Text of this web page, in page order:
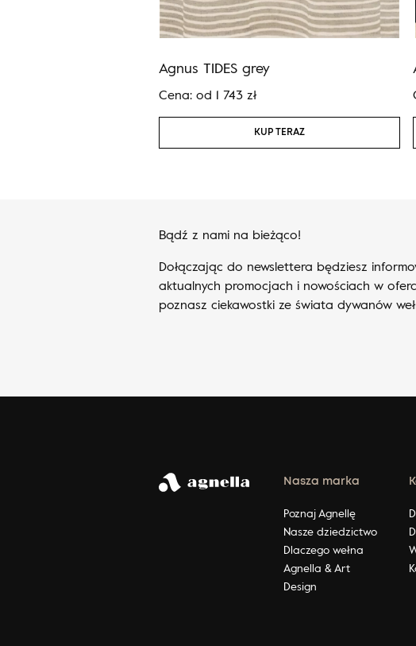
Agnus TIDES grey
Cena: od 1 743 zł
KUP TERAZ
Bądź z nami na bieżąco!
Dołączając do newslettera będziesz
aktualnych promocjach i nowościach w
poznasz ciekawostki ze świata dywanów
Nasza marka
Poznaj Agnellę
Nasze dziedzictwo
Dlaczego wełna
Agnella & Art
Design